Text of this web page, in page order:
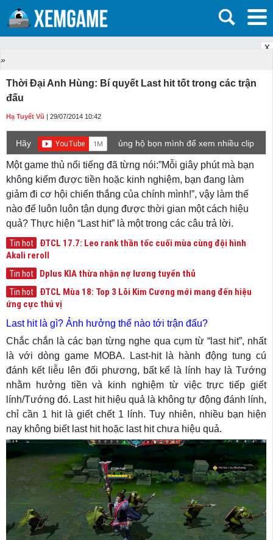
X
»
Thời Đại Anh Hùng: Bí quyết Last hit tốt trong các trận
đấu
Hạ Tuyết Vũ | 29/07/2014 10:42
Hãy
ủng hộ bọn mình để xem nhiều clip
game mới hơn nhé!
Một game thủ nổi tiếng đã từng nói:”Mỗi giây phút mà bạn
không kiếm được tiền hoặc kinh nghiệm, bạn đang làm
giảm đi cơ hội chiến thắng của chính mình!”, vậy làm thế
nào để luôn luôn tận dụng được thời gian một cách hiệu
quả? Thực hiện “Last hit” là một trong các câu trả lời.
Tin hot
ĐTCL 17.7: Leo rank thần tốc cuối mùa cùng đội hình
Akali reroll
Tin hot Dplus KIA thừa nhận nợ lương tuyển thủ
Tin hot
ĐTCL Mùa 18: Top 3 Lõi Kim Cương mới mang đến hiệu
ứng cực thú vị
Last hit là gì? Ảnh hưởng thế nào tới trận đấu?
Chắc chắn là các bạn từng nghe qua cụm từ “last hit”, nhất
là với dòng game MOBA. Last-hit là hành động tung cú
đánh kết liễu lên đối phương, bất kể là lính hay là Tướng
nhằm hưởng tiền và kinh nghiệm từ việc trực tiếp giết
lính/Tướng đó. Last hit hiệu quả là không tự động đánh lính,
chỉ cần 1 hit là giết chết 1 lính. Tuy nhiên, nhiều bạn hiện
nay không biết last hit hoặc last hit chưa hiệu quả.